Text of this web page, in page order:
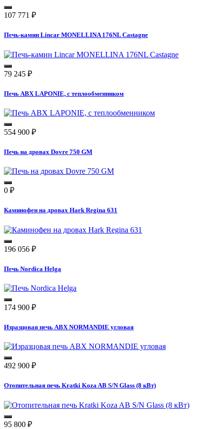
107 771 ₽
Печь-камин Lincar MONELLINA 176NL Castagne
79 245 ₽
Печь ABX LAPONIE, с теплообменником
554 900 ₽
Печь на дровах Dovre 750 GM
0 ₽
Каминофен на дровах Hark Regina 631
196 056 ₽
Печь Nordica Helga
174 900 ₽
Изразцовая печь ABX NORMANDIE угловая
492 900 ₽
Отопительная печь Kratki Koza AB S/N Glass (8 кВт)
95 800 ₽